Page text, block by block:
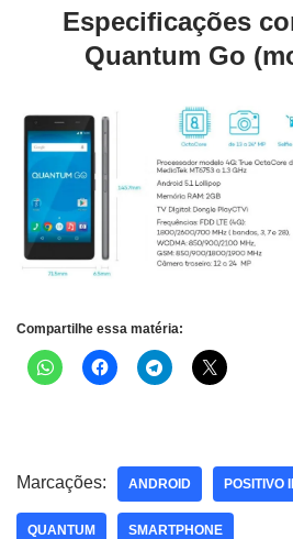
Especificações
Quantum Go
Compartilhe essa matéria:
Marcações: ANDROID POSITIVO
QUANTUM SMARTPHONE